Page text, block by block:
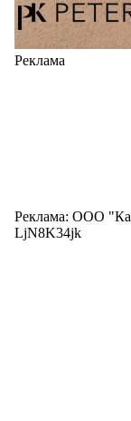
Реклама
Реклама: ООО
LjN8K34jk